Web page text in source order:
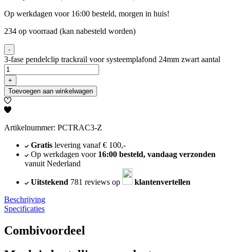
Op werkdagen voor 16:00 besteld, morgen in huis!
234 op voorraad (kan nabesteld worden)
-
3-fase pendelclip trackrail voor systeemplafond 24mm zwart aantal
+
Toevoegen aan winkelwagen
Artikelnummer: PCTRAC3-Z
Gratislevering vanaf € 100,-
Op werkdagen voor 16:00 besteld, vandaag verzonden
vanuit Nederland
Uitstekend 781 reviews op
klantenvertellen
Beschrijving
Specificaties
Combivoordeel